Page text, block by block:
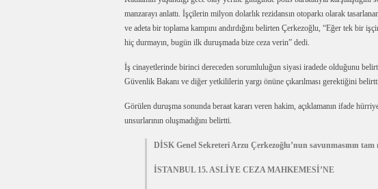
manzarayı anlattı. İşçilerin milyon dolarlık rezidansın otoparkı olarak
ve adeta bir toplama kampını andırdığını belirten Çerkezoğlu, “Eğer tek bir
hiç durmayın, bugün ilk duruşmada bize ceza verin” dedi.
İş cinayetlerinde birinci dereceden sorumluluğun siyasi iradede olduğunu
Güvenlik Bakanı ve diğer yetkililerin yargı önüne çıkarılması gerektiğini
Görülen duruşma sonunda beraat kararı veren hakim, açıklamanın ifade
unsurlarının oluşmadığını belirtti.
DİSK Genel Sekreteri Arzu Çerkezoğlu’nun savunmasının tam
İSTANBUL 15. ASLİYE CEZA MAHKEMESİ’NE